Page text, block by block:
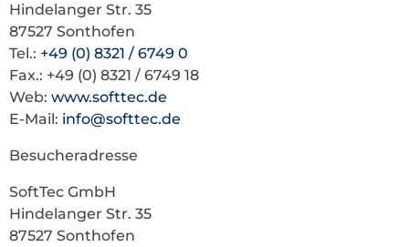
Hindelanger Str. 35
87527 Sonthofen
Tel.: +49 (0) 8321 / 6749 0
Fax.: +49 (0) 8321 / 6749 18
Web: www.softtec.de
E-Mail: info@softtec.de
Besucheradresse
SoftTec GmbH
Hindelanger Str. 35
87527 Sonthofen